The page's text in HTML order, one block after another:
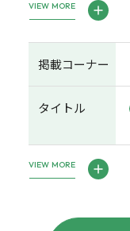
VIEW MORE
掲載コーナー
タイトル
VIEW MORE